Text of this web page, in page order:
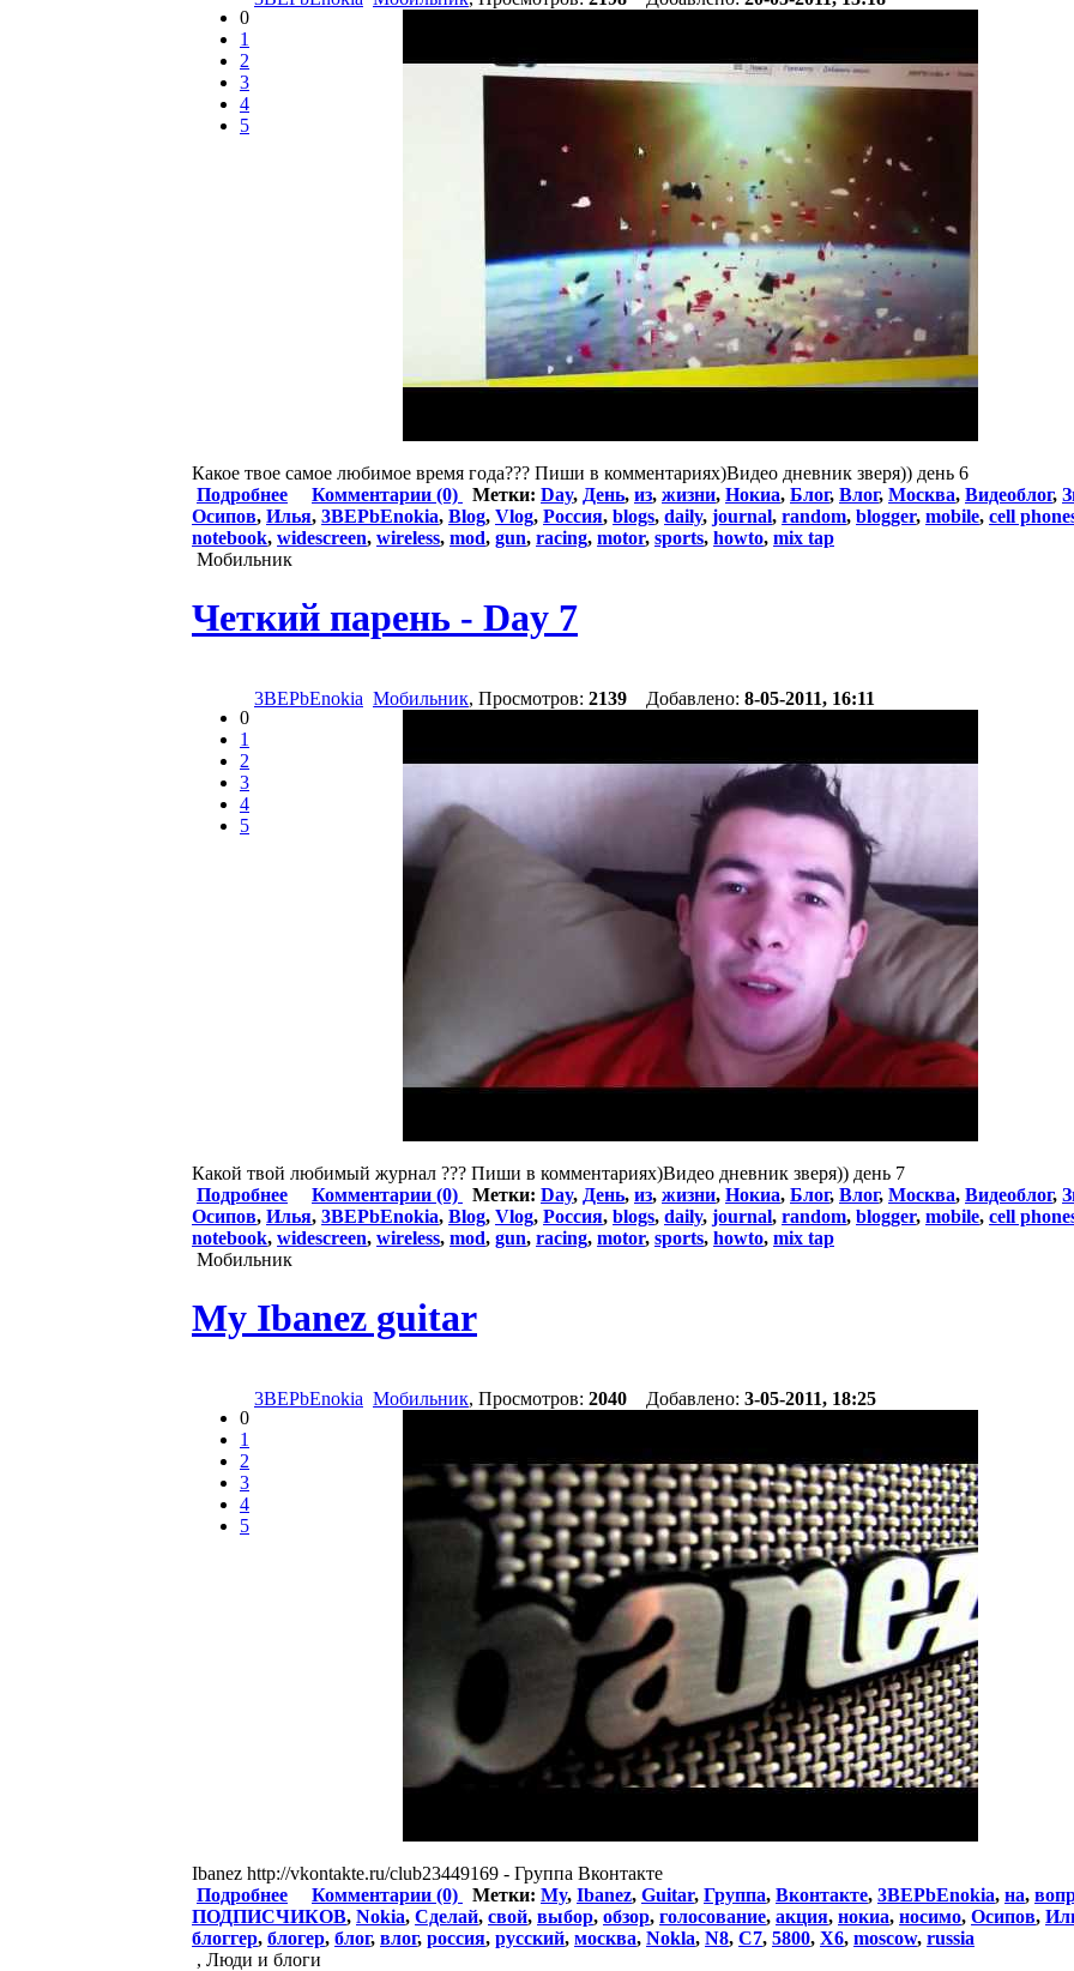
0
1
2
3
4
5
Какое твое самое любимое время года??? Пиши в комментариях)Видео дневник зверя)) день 6
Подробнее
Комментарии (0) Метки: Day, День, из, жизни, Нокиа, Блог, Влог, Москва, Видеоблог,
Осипов, Илья, 3BEPbEnokia, Blog, Vlog, Россия, blogs, daily, journal, random, blogger, mobile, cell
notebook, widescreen, wireless, mod, gun, racing, motor, sports, howto, mix tap
Мобильник
Четкий парень - Day 7
0
1
2
3
4
5
3BEPbEnokia Мобильник, Просмотров: 2139 Добавлено: 8-05-2011, 16:11
Какой твой любимый журнал ??? Пиши в комментариях)Видео дневник зверя)) день 7
Подробнее
Комментарии (0) Метки: Day, День, из, жизни, Нокиа, Блог, Влог, Москва, Видеоблог,
Осипов, Илья, 3BEPbEnokia, Blog, Vlog, Россия, blogs, daily, journal, random, blogger, mobile, cell
notebook, widescreen, wireless, mod, gun, racing, motor, sports, howto, mix tap
Мобильник
My Ibanez guitar
0
1
2
3
4
5
3BEPbEnokia Мобильник, Просмотров: 2040 Добавлено: 3-05-2011, 18:25
Ibanez http://vkontakte.ru/club23449169 - Группа Вконтакте
Подробнее
Комментарии (0) Метки: My, Ibanez, Guitar, Группа, Вконтакте, 3BEPbEnokia, на,
ПОДПИСЧИКОВ, Nokia, Сделай, свой, выбор, обзор, голосование, акция, нокиа, носимо, Осипов,
блоггер, блогер, блог, влог, россия, русский, москва, Nokla, N8, C7, 5800, X6, moscow, russia
, Люди и блоги